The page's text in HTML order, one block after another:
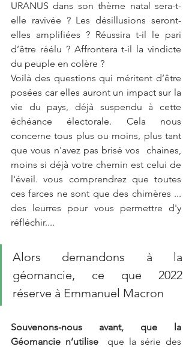
URANUS dans son thème natal sera-t-
elle ravivée ? Les désillusions seront-
elles amplifiées ? Réussira t-il le pari
d’être réélu ? Affrontera t-il la vindicte
du peuple en colère ?
Voilà des questions qui méritent d’être
posées car elles auront un impact sur la
vie du pays, déjà suspendu à cette
échéance électorale. Cela nous
concerne tous plus ou moins, plus tant
que vous n'avez pas brisé vos  chaines,
moins si déjà votre chemin est celui de
l'éveil. vous comprendrez que toutes
ces farces ne sont que des chimères ...
des leurres pour vous permettre d'y
réfléchir....
Alors demandons à la
géomancie, ce que 2022
réserve à Emmanuel Macron
Souvenons-nous avant, que la
Géomancie n’utilise
  que la série des